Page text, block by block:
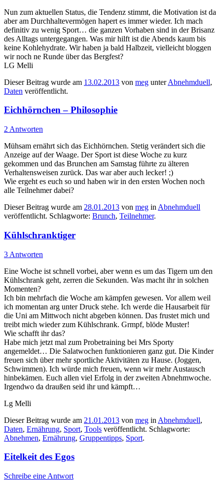
Nun zum aktuellen Status, die Tendenz stimmt, die Motivation ist da
aber am Durchhaltevermögen hapert es immer wieder. Ich mach
definitiv zu wenig Sport… die ganzen Vorhaben sind in der Brisanz
des Alltags untergegangen. Was mir hilft ist die Abends kaum bis
keine Kohlehydrate. Wir haben ja bald Halbzeit, vielleicht bloggen
wir noch ne Runde über das Bergfest?
LG Melli
Dieser Beitrag wurde am 13.02.2013 von meg unterAbnehmduell,
Daten veröffentlicht.
Eichhörnchen – Philosophie
2 Antworten
Mühsam ernährt sich das Eichhörnchen. Stetig verändert sich die
Anzeige auf der Waage. Der Sport ist diese Woche zu kurz
gekommen und das Brunchen am Samstag führte zu älteren
Verhaltensweisen zurück. Das war aber auch lecker! ;)
Wie ergeht es euch so und haben wir in den ersten Wochen noch
alle Teilnehmer dabei?
Dieser Beitrag wurde am 28.01.2013 von meg in Abnehmduell
veröffentlicht. Schlagworte: Brunch, Teilnehmer.
Kühlschranktiger
3 Antworten
Eine Woche ist schnell vorbei, aber wenn es um das Tigern um den
Kühlschrank geht, zerren die Sekunden. Was macht ihr in solchen
Momenten?
Ich bin mehrfach die Woche am kämpfen gewesen. Vor allem weil
ich momentan arg unter Druck stehe. Ich werde die Hausarbeit für
die Uni am Mittwoch nicht abgeben können. Das frustet mich und
treibt mich wieder zum Kühlschrank. Grmpf, blöde Muster!
Wie schafft ihr das?
Habe mich jetzt mal zum Probetraining bei Mrs Sporty
angemeldet… Die Salatwochen funktionieren ganz gut. Die Kinder
freuen sich über mehr sportliche Aktivitäten zu Hause. (Joggen,
Schwimmen). Ich würde mich freuen, wenn wir mehr Austausch
hinbekämen. Euch allen viel Erfolg in der zweiten Abnehmwoche.
Irgendwo da draußen seid ihr und kämpft…
Lg Melli
Dieser Beitrag wurde am 21.01.2013 von meg in Abnehmduell,
Daten, Ernährung, Sport, Tools veröffentlicht. Schlagworte:
Abnehmen, Ernährung, Gruppentipps, Sport.
Eitelkeit des Egos
Schreibe eine Antwort